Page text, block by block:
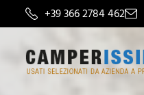
+39 366 2784 462